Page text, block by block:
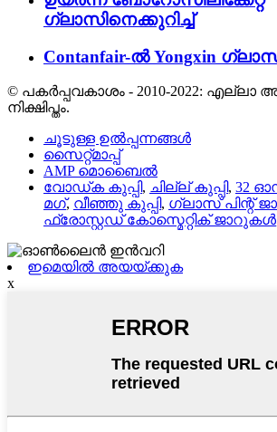
ഗ്ലാസിനെക്കുറിച്ച്
Contanfair-ൽ Yongxin
© പകർപ്പവകാശം - 2010-2022:
നിക്ഷിപ്തം.
ചൂടുള്ള ഉൽപ്പന്നങ്ങൾ
സൈറ്റ്മാപ്പ്
AMP മൊബൈൽ
വോഡ്ക കുപ്പി, ചില്ല് കുപ്പി, 32
മഗ്, വീഞ്ഞു കുപ്പി, ഗ്ലാസ് പിന്റ്
ഫ്രോസ്റ്റഡ് കോസ്മെറ്റിക് ജാറുകൾ
ഇമെയിൽ അയയ്ക്കുക
x